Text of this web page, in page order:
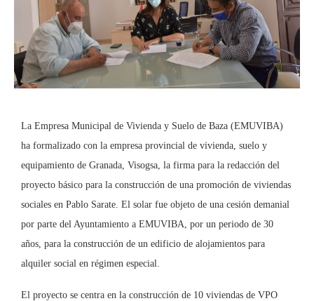
La Empresa Municipal de Vivienda y Suelo de Baza (EMUVIBA)
ha formalizado con la empresa provincial de vivienda, suelo y
equipamiento de Granada, Visogsa, la firma para la redacción del
proyecto básico para la construcción de una promoción de viviendas
sociales en Pablo Sarate. El solar fue objeto de una cesión demanial
por parte del Ayuntamiento a EMUVIBA, por un periodo de 30
años, para la construcción de un edificio de alojamientos para
alquiler social en régimen especial.
El proyecto se centra en la construcción de 10 viviendas de VPO